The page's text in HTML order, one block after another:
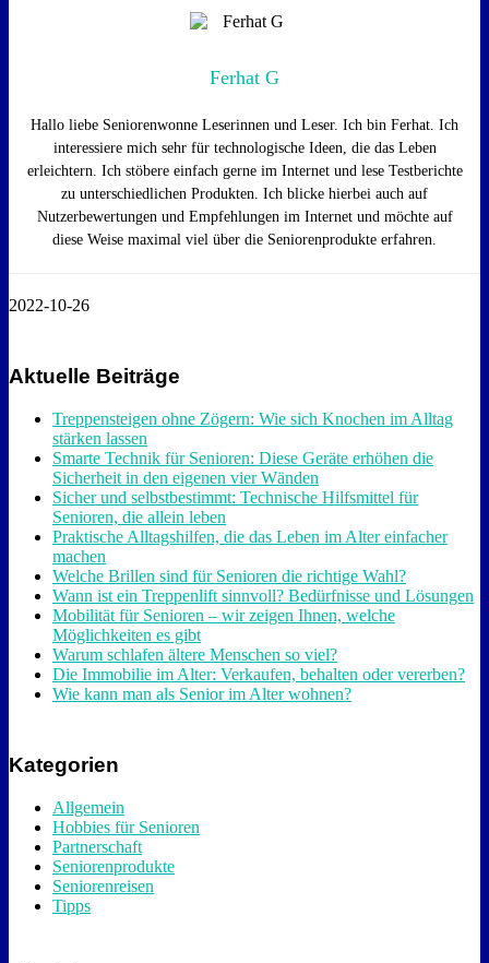
Ferhat G
Hallo liebe Seniorenwonne Leserinnen und Leser. Ich bin Ferhat. Ich
interessiere mich sehr für technologische Ideen, die das Leben
erleichtern. Ich stöbere einfach gerne im Internet und lese Testberichte
zu unterschiedlichen Produkten. Ich blicke hierbei auch auf
Nutzerbewertungen und Empfehlungen im Internet und möchte auf
diese Weise maximal viel über die Seniorenprodukte erfahren.
2022-10-26
Aktuelle Beiträge
Treppensteigen ohne Zögern: Wie sich Knochen im Alltag
stärken lassen
Smarte Technik für Senioren: Diese Geräte erhöhen die
Sicherheit in den eigenen vier Wänden
Sicher und selbstbestimmt: Technische Hilfsmittel für
Senioren, die allein leben
Praktische Alltagshilfen, die das Leben im Alter einfacher
machen
Welche Brillen sind für Senioren die richtige Wahl?
Wann ist ein Treppenlift sinnvoll? Bedürfnisse und Lösungen
Mobilität für Senioren – wir zeigen Ihnen, welche
Möglichkeiten es gibt
Warum schlafen ältere Menschen so viel?
Die Immobilie im Alter: Verkaufen, behalten oder vererben?
Wie kann man als Senior im Alter wohnen?
Kategorien
Allgemein
Hobbies für Senioren
Partnerschaft
Seniorenprodukte
Seniorenreisen
Tipps